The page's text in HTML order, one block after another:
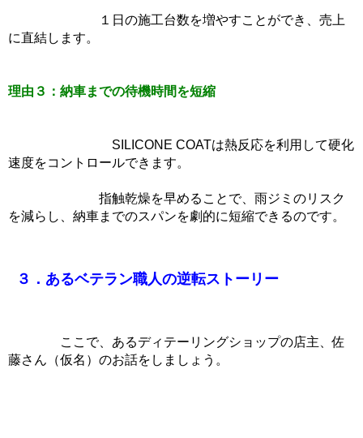
１日の施工台数を増やすことができ、売上
に直結します。
理由３：納車までの待機時間を短縮
SILICONE COATは熱反応を利用して硬化
速度をコントロールできます。
指触乾燥を早めることで、雨ジミのリスク
を減らし、納車までのスパンを劇的に短縮できるのです。
３．あるベテラン職人の逆転ストーリー
ここで、あるディテーリングショップの店主、佐
藤さん（仮名）のお話をしましょう。